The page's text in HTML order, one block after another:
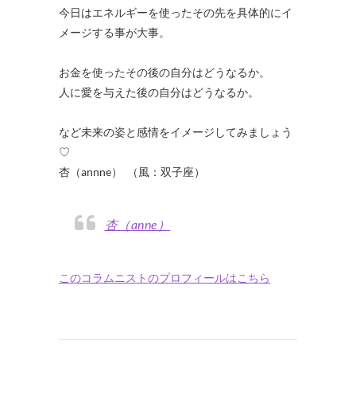
今日はエネルギーを使ったその先を具体的にイ
メージする事が大事。
お金を使ったその後の自分はどうなるか。
人に愛を与えた後の自分はどうなるか。
など未来の姿と感情をイメージしてみましょう
♡
杏（annne） （風：双子座）
杏（anne）
このコラムニストのプロフィールはこちら